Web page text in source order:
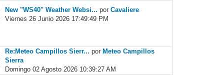
New "WS40" Weather Websi... porCavaliere
Viernes 26 Junio 2026 17:49:49 PM
Re:Meteo Campillos Sierr... por Meteo Campillos
Sierra
Domingo 02 Agosto 2026 10:39:27 AM